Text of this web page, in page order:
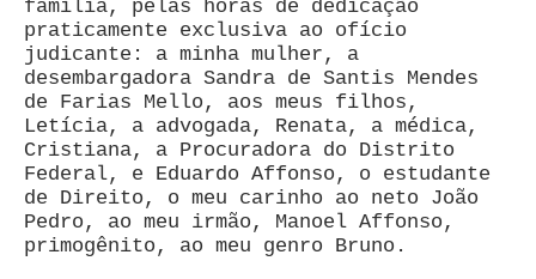
família, pelas horas de dedicação
praticamente exclusiva ao ofício
judicante: a minha mulher, a
desembargadora Sandra de Santis Mendes
de Farias Mello, aos meus filhos,
Letícia, a advogada, Renata, a médica,
Cristiana, a Procuradora do Distrito
Federal, e Eduardo Affonso, o estudante
de Direito, o meu carinho ao neto João
Pedro, ao meu irmão, Manoel Affonso,
primogênito, ao meu genro Bruno.